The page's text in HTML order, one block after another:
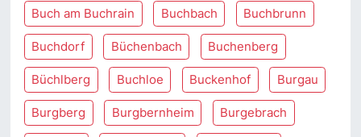
Buch am Buchrain Buchbach Buchbrunn
Buchdorf Büchenbach Buchenberg
Büchlberg Buchloe Buckenhof Burgau
Burgberg Burgbernheim Burgebrach